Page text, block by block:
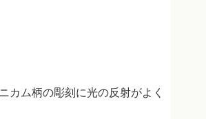
カム柄の彫刻に光の反射がよく